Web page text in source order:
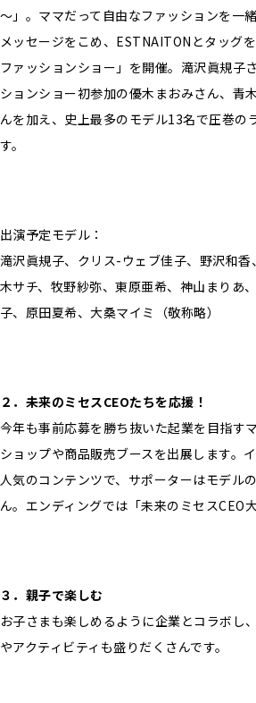
～」。ママだって自由なファッションを一
メッセージをこめ、ESTNAITONとタッグ
ファッションショー」を開催。滝沢眞規子
ションショー初参加の優木まおみさん、青
んを加え、史上最多のモデル13名で圧巻の
す。
出演予定モデル：
滝沢眞規子、クリス-ウェブ佳子、野沢和
木サチ、牧野紗弥、東原亜希、神山まりあ
子、原田夏希、大桑マイミ（敬称略）
２．未来のミセスCEOたちを応援！
今年も事前応募を勝ち抜いた起業を目指す
ショップや商品販売ブースを出展します。
人気のコンテンツで、サポーターはモデル
ん。エンディングでは「未来のミセスCEO
３．親子で楽しむ
お子さまも楽しめるように企業とコラボし
やアクティビティも盛りだくさんです。